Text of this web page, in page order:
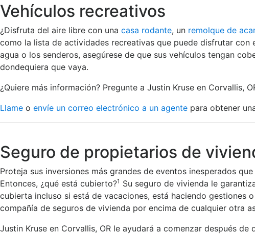
Vehículos recreativos
¿Disfruta del aire libre con una casa rodante, un remolque de
como la lista de actividades recreativas que puede disfrutar
agua o los senderos, asegúrese de que sus vehículos tengan
dondequiera que vaya.
¿Quiere más información? Pregunte a Justin Kruse en Corvallis,
Llame o envíe un correo electrónico a un agente para obtener
Seguro de propietarios de
Proteja sus inversiones más grandes de eventos inesperados
Entonces, ¿qué está cubierto?1 Su seguro de vivienda le
cubierta incluso si está de vacaciones, está haciendo gestiones
compañía de seguros de vivienda por encima de cualquier otra
Justin Kruse en Corvallis, OR le ayudará a comenzar después